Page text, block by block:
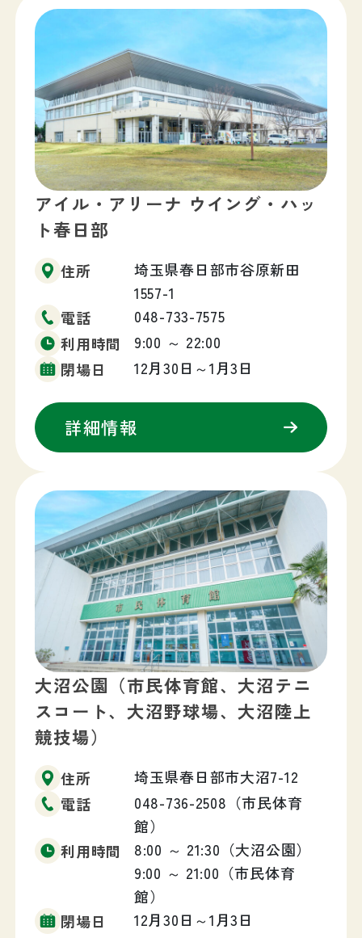
アイル・アリーナ ウイング・ハッ
ト春日部
住所
埼玉県春日部市谷原新田
1557-1
電話
048-733-7575
利用時間
9:00 ～ 22:00
閉場日
12月30日～1月3日
詳細情報
大沼公園（市民体育館、大沼テニ
スコート、大沼野球場、大沼陸上
競技場）
住所
埼玉県春日部市大沼7-12
電話
048-736-2508（市民体育
館）
利用時間
8:00 ～ 21:30（大沼公園）
9:00 ～ 21:00（市民体育
館）
閉場日
12月30日～1月3日